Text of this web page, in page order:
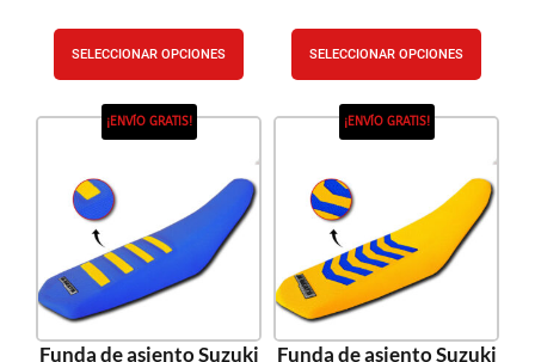
SELECCIONAR OPCIONES SELECCIONAR OPCIONES
¡ENVÍO GRATIS!
Funda de asiento Suzuki
¡ENVÍO GRATIS!
Funda de asiento Suzuki